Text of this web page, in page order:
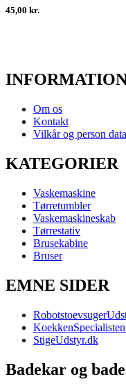
45,00 kr.
Om os
Kontakt
Vilkår og person data
KATEGORIER
Vaskemaskine
Tørretumbler
Vaskemaskineskab
Tørrestativ
Brusekabine
Bruser
EMNE SIDER
StigeUdstyr.dk
Badekar og